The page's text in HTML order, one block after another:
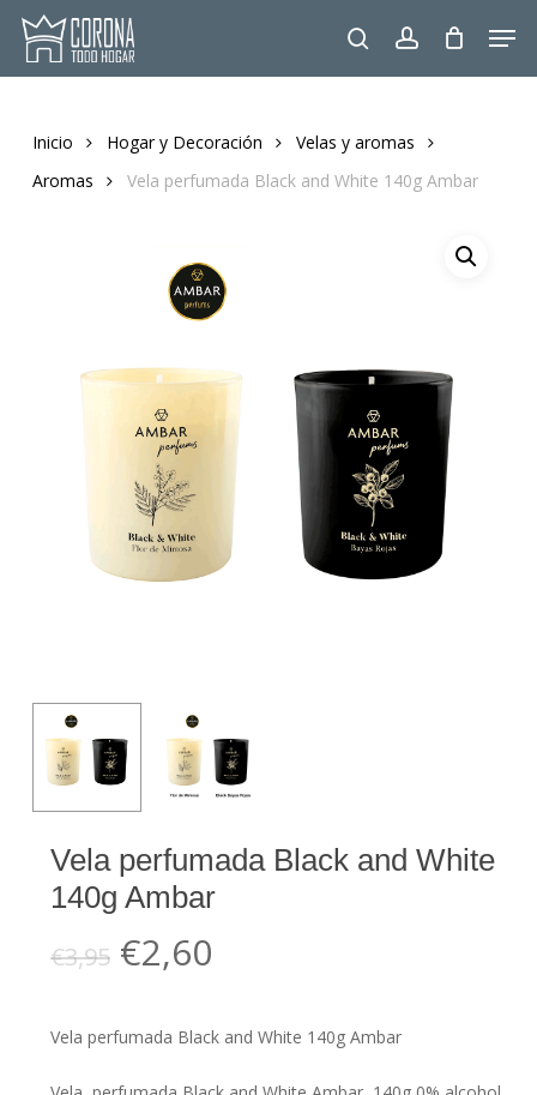
Skip
main
searchaccount
Inicio Hogar y Decoración
Velas y aromas
Aromas
Vela perfumada Black and White 140g Ambar
Vela perfumada Black and White
140g Ambar
€3,95 El
precio
original
era:
€2,60El
actual
es:
Vela perfumada Black and White 140g Ambar